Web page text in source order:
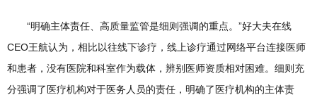
“明确主体责任、高质量监管是细则强调的重点。”好大夫在线
CEO王航认为，相比以往线下诊疗，线上诊疗通过网络平台连接医师
和患者，没有医院和科室作为载体，辨别医师资质相对困难。细则充
分强调了医疗机构对于医务人员的责任，明确了医疗机构的主体责